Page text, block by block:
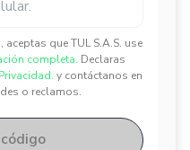
que TUL S.A.S. use
completa. Declaras
y contáctanos en
o reclamos.
✕
✕